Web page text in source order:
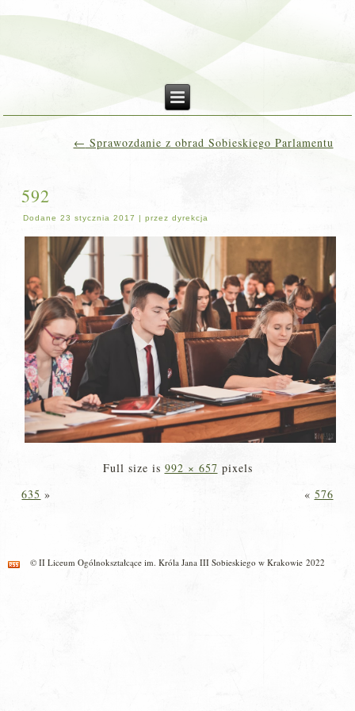
← Sprawozdanie z obrad Sobieskiego Parlamentu
592
Dodane 23 stycznia 2017 |przez dyrekcja
Full size is 992 × 657 pixels
635 » « 576
© II Liceum Ogólnokształcące im. Króla Jana III Sobieskiego w Krakowie 2022